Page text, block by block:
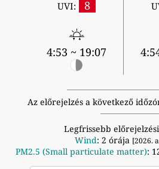
UVI: 8
4:53 ~ 19:07
Az előrejelzés a következő
Legfrissebb
Wind: 2 órája [2026.
PM2.5 (Small particulate matter):